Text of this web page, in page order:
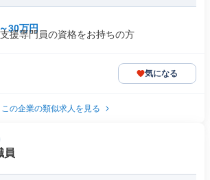
30万円
援専門員の資格をお持ちの方
気になる
この企業の類似求人を見る
員